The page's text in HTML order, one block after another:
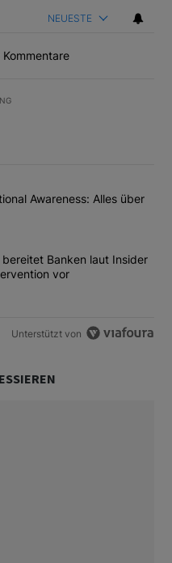
NEUESTE
meisten kommentierten
Calls bei Situational
Awareness: Alles über
Finanzministerium bereitet
Banken laut Insider
vor
Unterstützt von